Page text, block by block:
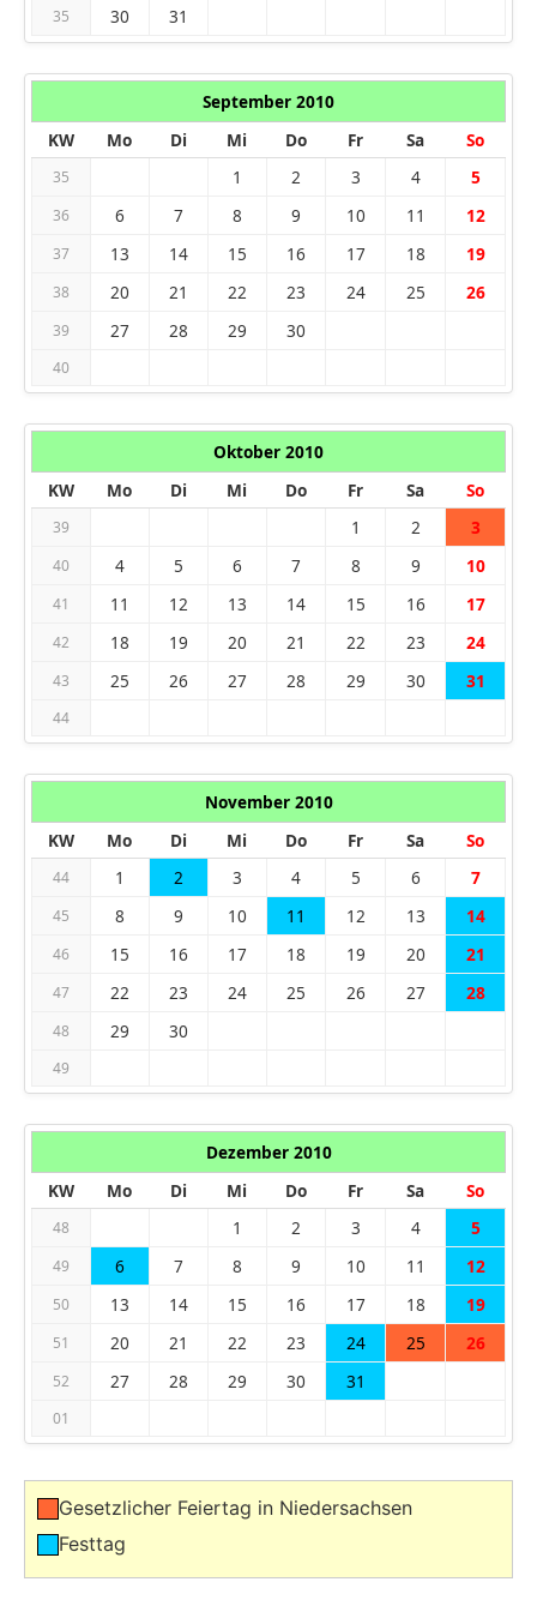
35 30 31
September 2010
KW
Mo Di Mi Do Fr Sa So
35 1 2 3 4 5
36 6 7 8 9 10 11 12
37 13 14 15 16 17 18 19
38 20 21 22 23 24 25 26
39 27 28 29 30
40
Oktober 2010
KW
Mo Di Mi Do Fr Sa So
39 1 2 3
40 4 5 6 7 8 9 10
41 11 12 13 14 15 16 17
42 18 19 20 21 22 23 24
43 25 26 27 28 29 30 31
44
November 2010
KW
Mo Di Mi Do Fr Sa So
44 1 2 3 4 5 6 7
45 8 9 10 11 12 13 14
46 15 16 17 18 19 20 21
47 22 23 24 25 26 27 28
48 29 30
49
Dezember 2010
KW
Mo Di Mi Do Fr Sa So
48 1 2 3 4 5
49 6 7 8 9 10 11 12
50 13 14 15 16 17 18 19
51 20 21 22 23 24 25 26
52 27 28 29 30 31
01
Gesetzlicher Feiertag in Niedersachsen
Festtag